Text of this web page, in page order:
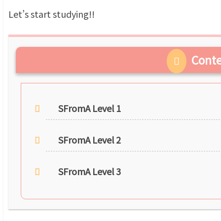
Let’s start studying!!
SFromA Level 1
SFromA Level 2
SFromA Level 3